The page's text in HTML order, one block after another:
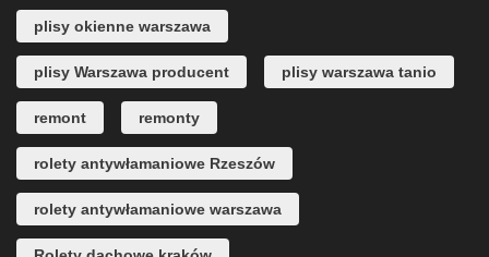
plisy okienne warszawa
plisy Warszawa producent plisy warszawa tanio
remont remonty
rolety antywłamaniowe Rzeszów
rolety antywłamaniowe warszawa